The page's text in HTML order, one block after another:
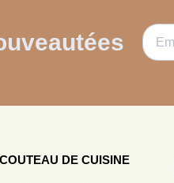
COUTEAU DE CUISINE